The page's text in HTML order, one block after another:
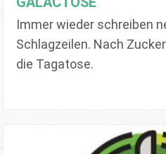
Immer wieder schreiben
Schlagzeilen. Nach
die Tagatose.